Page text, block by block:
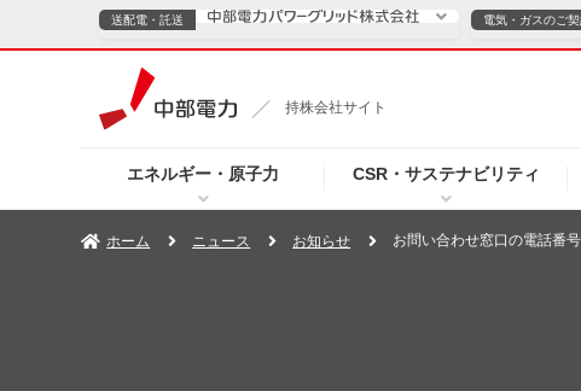
持株会社サイト
エネルギー・原子力 CSR・サステナビリティ
送配電・託送
TOPページへ ご案内
電気・ガスのご
電気・ガスのご契約
TOPページへ 個人のお客
ホーム ニュース お知らせ お問い合わせ窓口の電話番